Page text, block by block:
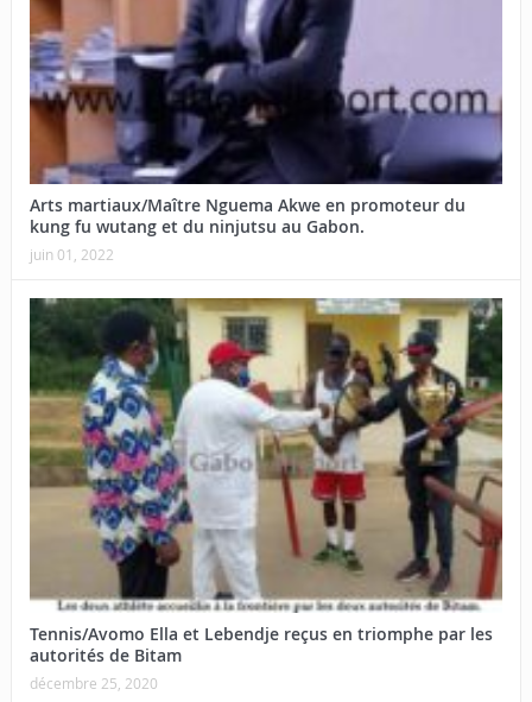
Arts martiaux/Maître Nguema Akwe en promoteur du
kung fu wutang et du ninjutsu au Gabon.
juin 01, 2022
Tennis/Avomo Ella et Lebendje reçus en triomphe par les
autorités de Bitam
décembre 25, 2020